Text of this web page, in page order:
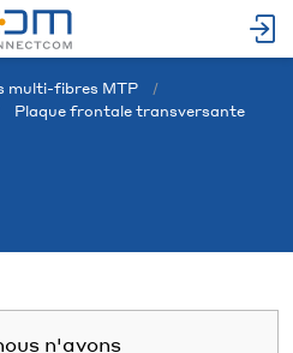
multi-fibres MTP
Plaque frontale transversante
n'avons